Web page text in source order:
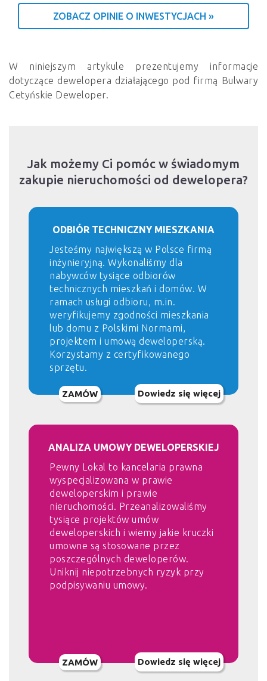
ZOBACZ OPINIE O INWESTYCJACH »
W niniejszym artykule prezentujemy informacje
dotyczące dewelopera działającego pod firmą Bulwary
Cetyńskie Deweloper.
Jak możemy Ci pomóc w świadomym
zakupie nieruchomości od dewelopera?
ODBIÓR TECHNICZNY MIESZKANIA
Jesteśmy największą w Polsce firmą
inżynieryjną. Wykonaliśmy dla
nabywców tysiące odbiorów
technicznych mieszkań i domów. W
ramach usługi odbioru, m.in.
weryfikujemy zgodności mieszkania
lub domu z Polskimi Normami,
projektem i umową deweloperską.
Korzystamy z certyfikowanego
sprzętu.
ZAMÓW Dowiedz się więcej
ANALIZA UMOWY DEWELOPERSKIEJ
Pewny Lokal to kancelaria prawna
wyspecjalizowana w prawie
deweloperskim i prawie
nieruchomości. Przeanalizowaliśmy
tysiące projektów umów
deweloperskich i wiemy jakie kruczki
umowne są stosowane przez
poszczególnych deweloperów.
Uniknij niepotrzebnych ryzyk przy
podpisywaniu umowy.
ZAMÓW Dowiedz się więcej